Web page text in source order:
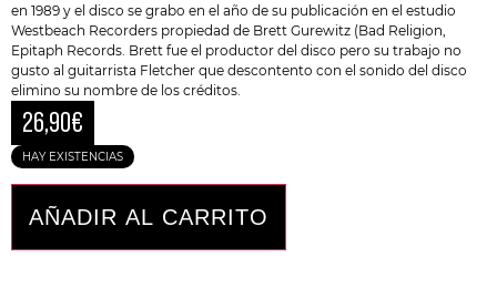
en 1989 y el disco se grabo en el año de su publicación en el estudio
Westbeach Recorders propiedad de Brett Gurewitz (Bad Religion,
Epitaph Records. Brett fue el productor del disco pero su trabajo no
gusto al guitarrista Fletcher que descontento con el sonido del disco
elimino su nombre de los créditos.
26,90€
HAY EXISTENCIAS
AÑADIR AL CARRITO